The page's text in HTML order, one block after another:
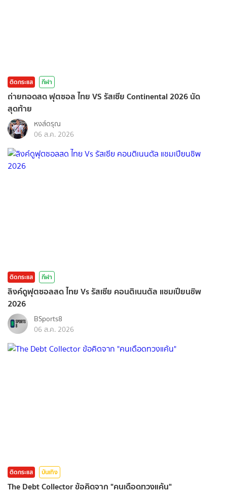
ติดกระแส กีฬา
ถ่ายทอดสด ฟุตซอล ไทย VS รัสเซีย Continental 2026 นัด
สุดท้าย
หงส์ดรุณ
06 ส.ค. 2026
ติดกระแส กีฬา
ลิงค์ดูฟุตซอลสด ไทย Vs รัสเซีย คอนติเนนตัล แชมเปียนชิพ
2026
BSports8
06 ส.ค. 2026
ติดกระแส บันเทิง
The Debt Collector ข้อคิดจาก "คนเดือดทวงแค้น"